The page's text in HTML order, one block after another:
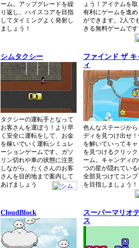
ーム。アップグレードを繰
り返し、ハイスコアを目指
してタイミングよく発射し
ましょう！
ょう！アイテムを
有利にゲームを進
ができます。2人で
きる無料ゲームで
シムタクシー
タクシーの運転手となって
お客さんを運ぼう！より早
く安全に運転をして、お金
を稼いでいく運転シミュレ
ーションゲームです。ガソ
リン切れや車の状態に注意
しながら、たくさんのお客
さんを目的地まで案内して
あげましょう
ファインド ザ キ
ィ
色んなステージか
ディを見つけ出せ
を解いていってキ
を見つけるクリッ
ーム。キャンディ
つの星が隠れてい
全部見つけてコン
を目指しましょう！
CloudBlock
スーパーマリオ
ス